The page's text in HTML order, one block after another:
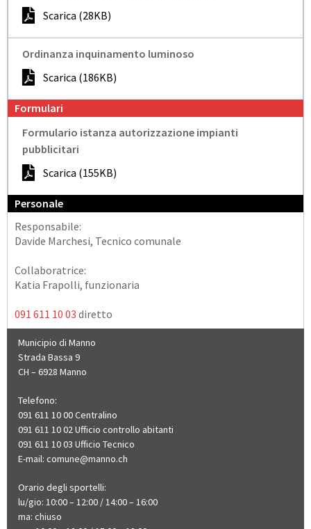
Scarica (28KB)
Ordinanza inquinamento luminoso
Scarica (186KB)
Formulari
Formulario istanza autorizzazione impianti
pubblicitari
Scarica (155KB)
Personale
Responsabile:
Davide Marchesi, Tecnico comunale
Collaboratrice:
Katia Frapolli, funzionaria
091 611 10 03 diretto
Municipio di Manno
Strada Bassa 9
CH – 6928 Manno
Telefono:
091 611 10 00 Centralino
091 611 10 02 Ufficio controllo abitanti
091 611 10 03 Ufficio Tecnico
E-mail: comune@manno.ch​​​​
Orario degli sportelli:
lu/gio: 10:00 – 12:00 / 14:00 – 16:00
ma: chiuso